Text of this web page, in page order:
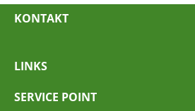
KONTAKT
LINKS
SERVICE POINT